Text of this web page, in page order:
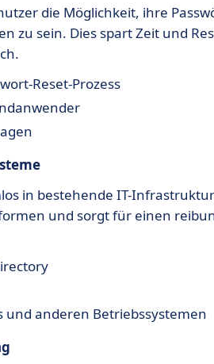
die Möglichkeit, ihre
zu sein. Dies spart Zeit und
Reset-Prozess
in bestehende IT-
und sorgt für einen
und anderen Betriebssystemen